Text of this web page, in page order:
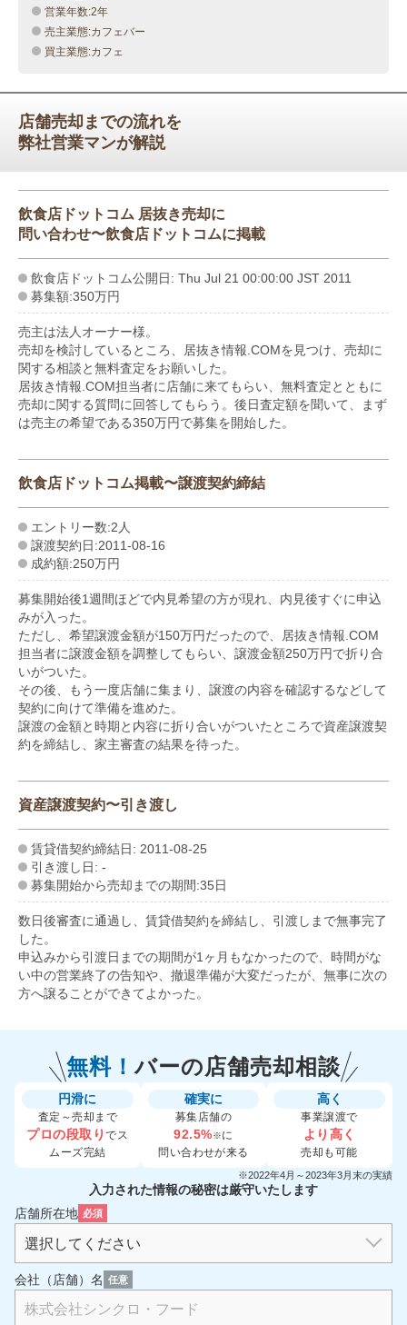
営業年数:2年
売主業態:カフェバー
買主業態:カフェ
店舗売却までの流れを
弊社営業マンが解説
飲食店ドットコム 居抜き売却に
問い合わせ〜飲食店ドットコムに掲載
飲食店ドットコム公開日: Thu Jul 21 00:00:00 JST 2011
募集額:350万円
売主は法人オーナー様。
売却を検討しているところ、居抜き情報.COMを見つけ、売却に
関する相談と無料査定をお願いした。
居抜き情報.COM担当者に店舗に来てもらい、無料査定とともに
売却に関する質問に回答してもらう。後日査定額を聞いて、まず
は売主の希望である350万円で募集を開始した。
飲食店ドットコム掲載〜譲渡契約締結
エントリー数:2人
譲渡契約日:2011-08-16
成約額:250万円
募集開始後1週間ほどで内見希望の方が現れ、内見後すぐに申込
みが入った。
ただし、希望譲渡金額が150万円だったので、居抜き情報.COM
担当者に譲渡金額を調整してもらい、譲渡金額250万円で折り合
いがついた。
その後、もう一度店舗に集まり、譲渡の内容を確認するなどして
契約に向けて準備を進めた。
譲渡の金額と時期と内容に折り合いがついたところで資産譲渡契
約を締結し、家主審査の結果を待った。
資産譲渡契約〜引き渡し
賃貸借契約締結日: 2011-08-25
引き渡し日: -
募集開始から売却までの期間:35日
数日後審査に通過し、賃貸借契約を締結し、引渡しまで無事完了
した。
申込みから引渡日までの期間が1ヶ月もなかったので、時間がな
い中の営業終了の告知や、撤退準備が大変だったが、無事に次の
方へ譲ることができてよかった。
無料！バーの店舗売却相談
円滑に
査定～売却まで
プロの段取りでス
ムーズ完結
確実に
募集店舗の
92.5%※に
問い合わせが来る
高く
事業譲渡で
より高く
売却も可能
※2022年4月～2023年3月末の実績
入力された情報の秘密は厳守いたします
店舗所在地 必須
会社（店舗）名 任意